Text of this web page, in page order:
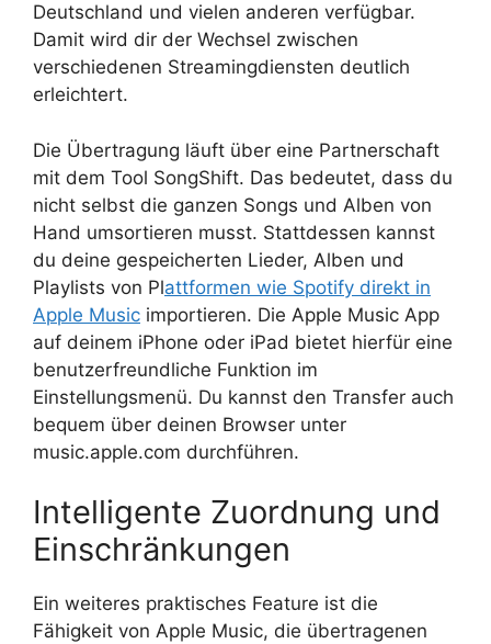
Deutschland und vielen anderen verfügbar.
Damit wird dir der Wechsel zwischen
verschiedenen Streamingdiensten deutlich
erleichtert.
Die Übertragung läuft über eine Partnerschaft
mit dem Tool SongShift. Das bedeutet, dass du
nicht selbst die ganzen Songs und Alben von
Hand umsortieren musst. Stattdessen kannst
du deine gespeicherten Lieder, Alben und
Playlists von Plattformen wie Spotify direkt in
Apple Music importieren. Die Apple Music App
auf deinem iPhone oder iPad bietet hierfür eine
benutzerfreundliche Funktion im
Einstellungsmenü. Du kannst den Transfer auch
bequem über deinen Browser unter
music.apple.com durchführen.
Intelligente Zuordnung und
Einschränkungen
Ein weiteres praktisches Feature ist die
Fähigkeit von Apple Music, die übertragenen